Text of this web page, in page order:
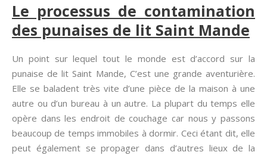
Le processus de contamination
des punaises de lit Saint Mande
Un point sur lequel tout le monde est d’accord sur la
punaise de lit Saint Mande, C’est une grande aventurière.
Elle se baladent très vite d’une pièce de la maison à une
autre ou d’un bureau à un autre. La plupart du temps elle
opère dans les endroit de couchage car nous y passons
beaucoup de temps immobiles à dormir. Ceci étant dit, elle
peut également se propager dans d’autres lieux de la